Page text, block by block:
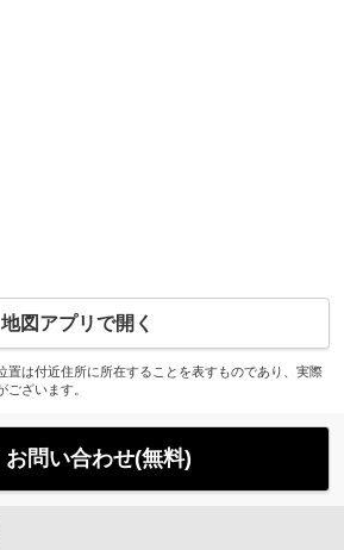
地図アプリで開く
は付近住所に所在することを表すものであり、実際
ざいます。
お問い合わせ(無料)